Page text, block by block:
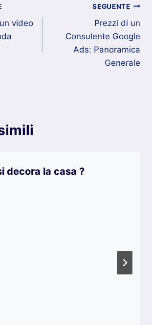
p
p
di
video
SEGUENTE
Prezzi di un
Consulente Google
Ads: Panoramica
Generale
decora la casa ?